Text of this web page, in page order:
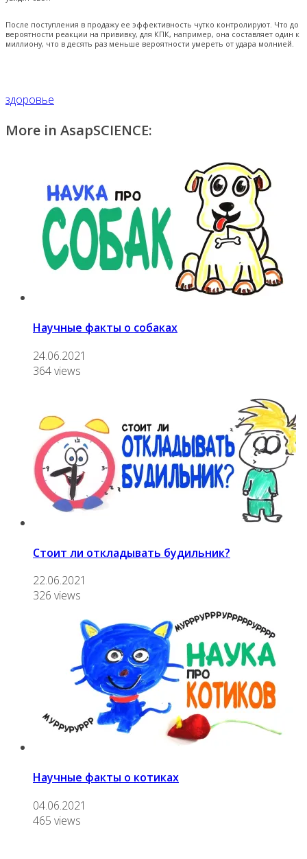
После поступления в продажу ее эффективность чутко контролируют. Что до
вероятности реакции на прививку, для КПК, например, она составляет один к
миллиону, что в десять раз меньше вероятности умереть от удара молнией.
здоровье
More in AsapSCIENCE:
Научные факты о собаках
24.06.2021
364 views
Стоит ли откладывать будильник?
22.06.2021
326 views
Научные факты о котиках
04.06.2021
465 views